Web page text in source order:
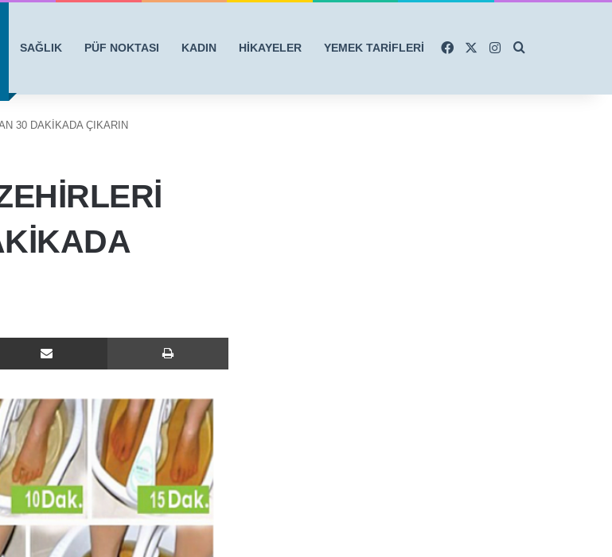
SAĞLIK PÜF NOKTASI KADIN HİKAYELER YEMEK TARİFLERİ FacebookInstagram
30 DAKİKADA ÇIKARIN
E-Posta ile paylaş Yazdır